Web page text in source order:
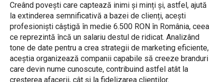
Creând povești care captează inimi și minți și, astfel, ajută
la extinderea semnificativă a bazei de clienți, acești
profesioniști câștigă în medie 6.500 RON în România, ceea
ce reprezintă încă un salariu destul de ridicat. Analizând
tone de date pentru a crea strategii de marketing eficiente,
aceștia organizează companii capabile să creeze branduri
care devin nume cunoscute, contribuind astfel atât la
creșterea afacerii, cât și la fidelizarea clienților.